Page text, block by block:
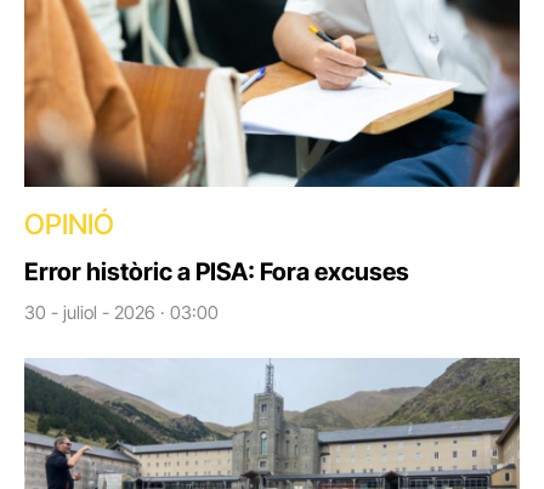
OPINIÓ
Error històric a PISA: Fora excuses
30 - juliol - 2026 · 03:00